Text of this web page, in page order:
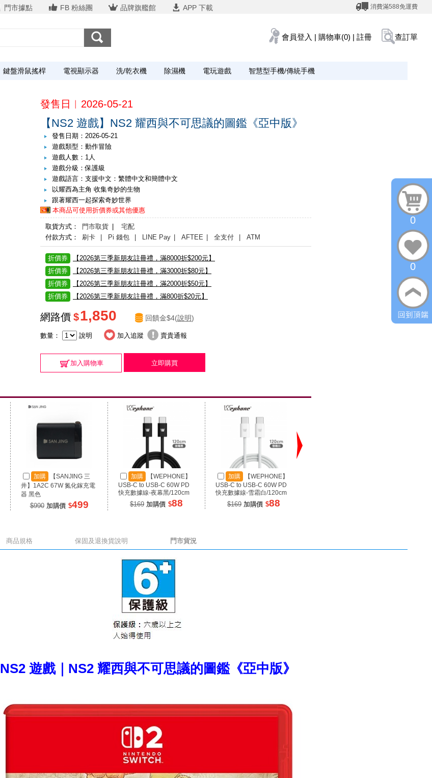
門市據點 FB 粉絲團 品牌旗艦館 APP 下載 消費滿588免運費
會員登入 | 購物車(0) | 註冊 查訂單
鍵盤滑鼠搖桿 電視顯示器 洗/乾衣機 除濕機 電玩遊戲 智慧型手機/傳統手機
發售日︱2026-05-21
【NS2 遊戲】NS2 耀西與不可思議的圖鑑《亞中版》
發售日期：2026-05-21
遊戲類型：動作冒險
遊戲人數：1人
遊戲分級：保護級
遊戲語言：支援中文：繁體中文和簡體中文
以耀西為主角 收集奇妙的生物
跟著耀西一起探索奇妙世界
本商品可使用折價券或其他優惠
取貨方式： 門市取貨
宅配
付款方式：
刷卡 | Pi 錢包 | LINE Pay | AFTEE | 全支付 | ATM
折價券
【2026第三季新朋友註冊禮，滿8000折$200元】
折價券
【2026第三季新朋友註冊禮，滿3000折$80元】
折價券
【2026第三季新朋友註冊禮，滿2000折$50元】
折價券
【2026第三季新朋友註冊禮，滿800折$20元】
網路價 $1,850 回饋金$4(說明)
數量： 說明 加入追蹤 賣貴通報
加入購物車 立即購買
加購
【SANJING 三
井】1A2C 67W 氮化鎵充電
器 黑色
$990加購價 $499
加購
【WEPHONE】
USB-C to USB-C 60W PD
快充數據線-夜幕黑/120cm
$169 加購價 $88
加購
【WEPHONE】
USB-C to USB-C 60W PD
快充數據線-雪霜白/120cm
$169 加購價 $88
商品規格 保固及退換貨說明 門市貨況
NS2 遊戲｜NS2 耀西與不可思議的圖鑑《亞中版》
0
0